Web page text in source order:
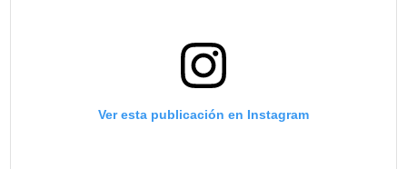
Ver esta publicación en Instagram